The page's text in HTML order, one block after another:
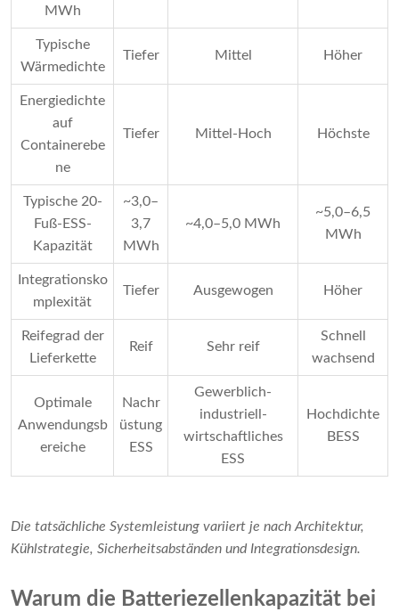
MWh
Typische
Wärmedichte
Tiefer Mittel Höher
Energiedichte
auf
Containerebe
ne
Tiefer Mittel-Hoch Höchste
Typische 20-
Fuß-ESS-
Kapazität
~3,0–
3,7
MWh
~4,0–5,0 MWh
~5,0–6,5
MWh
Integrationsko
mplexität
Tiefer Ausgewogen Höher
Reifegrad der
Lieferkette
Reif Sehr reif
Schnell
wachsend
Optimale
Anwendungsb
ereiche
Nachr
üstung
ESS
Gewerblich-
industriell-
wirtschaftliches
ESS
Hochdichte
BESS
Die tatsächliche Systemleistung variiert je nach Architektur,
Kühlstrategie, Sicherheitsabständen und Integrationsdesign.
Warum die Batteriezellenkapazität bei